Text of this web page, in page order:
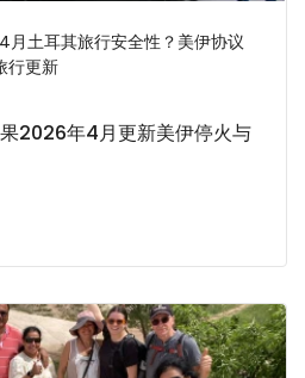
月土耳其旅行安全性？美伊协议
行更新
2026年4月更新美伊停火与